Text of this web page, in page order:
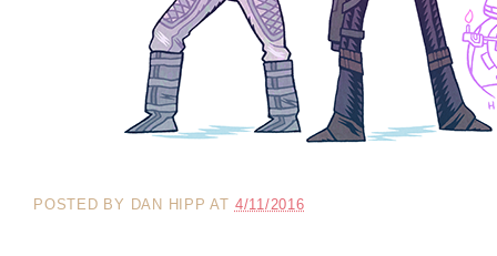
POSTED BY DAN HIPP AT 4/11/2016